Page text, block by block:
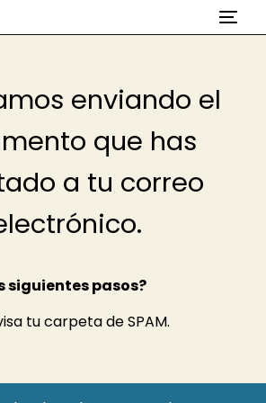
enviando el
que has
a tu correo
siguientes pasos?
tu carpeta de SPAM.